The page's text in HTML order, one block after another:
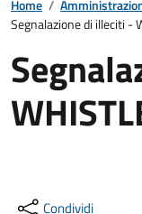
Home /
Segnalazione di illeciti -
Condividi